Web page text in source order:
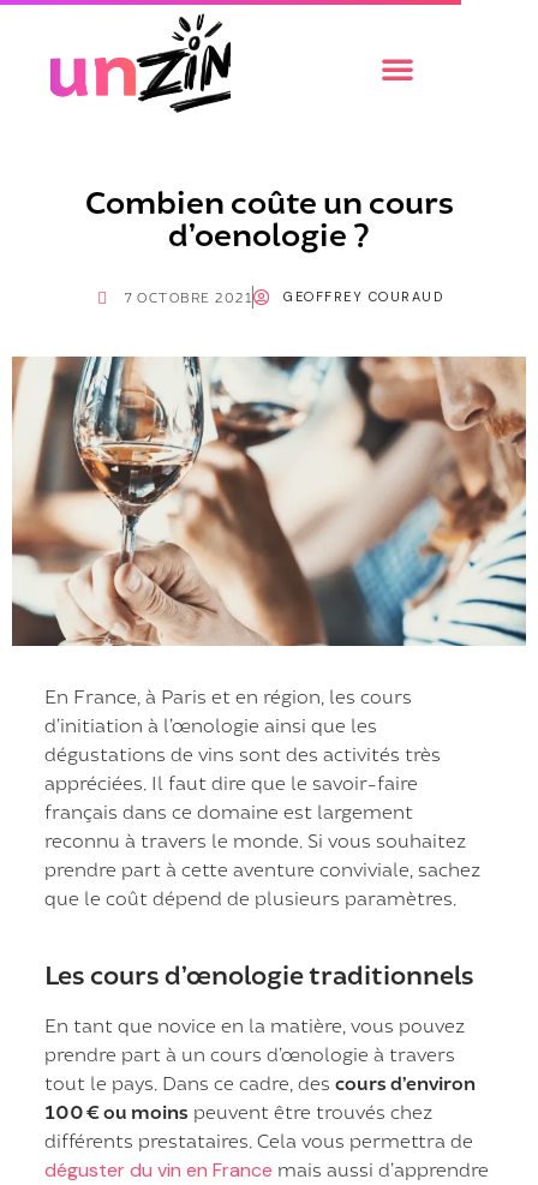
Combien coûte un cours
d’oenologie ?
7 OCTOBRE 2021 GEOFFREY COURAUD
En France, à Paris et en région, les cours
d’initiation à l’œnologie ainsi que les
dégustations de vins sont des activités très
appréciées. Il faut dire que le savoir-faire
français dans ce domaine est largement
reconnu à travers le monde. Si vous souhaitez
prendre part à cette aventure conviviale, sachez
que le coût dépend de plusieurs paramètres.
Les cours d’œnologie traditionnels
En tant que novice en la matière, vous pouvez
prendre part à un cours d’œnologie à travers
tout le pays. Dans ce cadre, descours d’environ
100 € ou moins peuvent être trouvés chez
différents prestataires. Cela vous permettra de
déguster du vin en France mais aussi d’apprendre